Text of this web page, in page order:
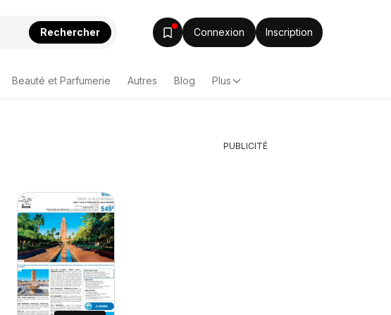
Rechercher Connexion Inscription
Beauté et Parfumerie Autres Blog Plus
PUBLICITÉ